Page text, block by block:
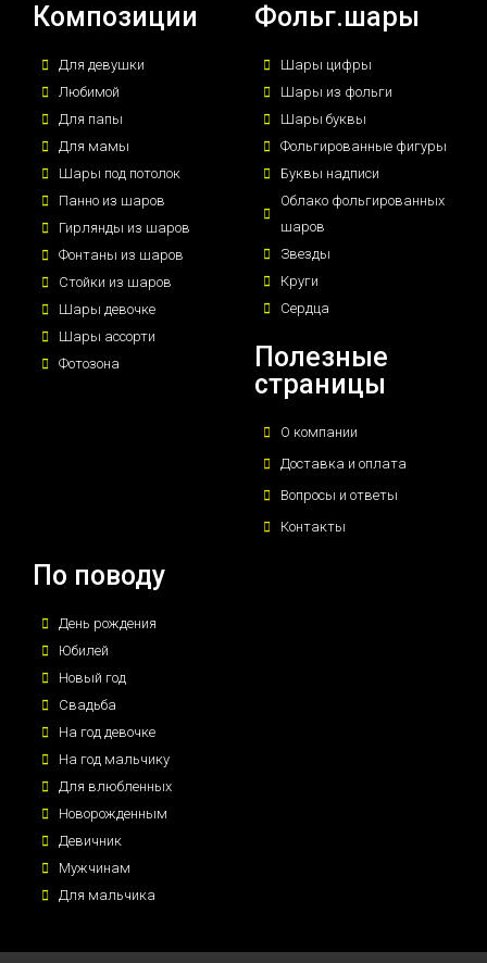
Композиции
Для девушки
Любимой
Для папы
Для мамы
Шары под потолок
Панно из шаров
Гирлянды из шаров
Фонтаны из шаров
Стойки из шаров
Шары девочке
Шары ассорти
Фотозона
Фольг.шары
Шары цифры
Шары из фольги
Шары буквы
Фольгированные фигуры
Буквы надписи
Облако фольгированных
шаров
Звезды
Круги
Сердца
Полезные
страницы
О компании
Доставка и оплата
Вопросы и ответы
Контакты
По поводу
День рождения
Юбилей
Новый год
Свадьба
На год девочке
На год мальчику
Для влюбленных
Новорожденным
Девичник
Мужчинам
Для мальчика